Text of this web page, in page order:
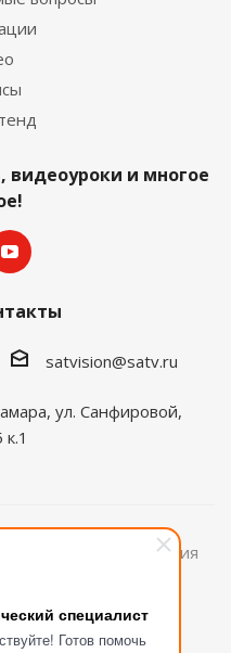
специалист
Готов помочь
видеоуроки и многое
satvision@satv.ru
ул. Санфировой,
к.1
видеонаблюдения
информация носит
характер и не
определяемой